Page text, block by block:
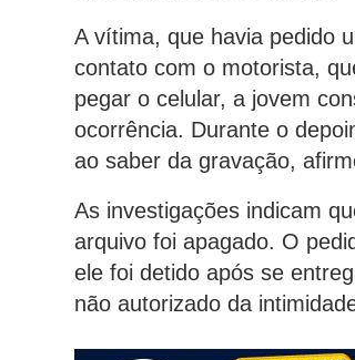
A vítima, que havia pedido
contato com o motorista,
pegar o celular, a jovem
ocorrência. Durante o
ao saber da gravação,
As investigações indicam
arquivo foi apagado. O
ele foi detido após se
não autorizado da